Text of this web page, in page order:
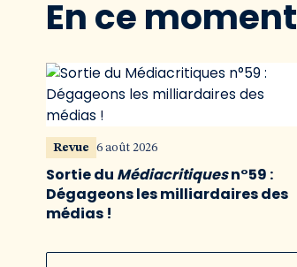
En ce moment
Revue 6 août 2026
Sortie du Médiacritiquesn°59 :
Dégageons les milliardaires des
médias !